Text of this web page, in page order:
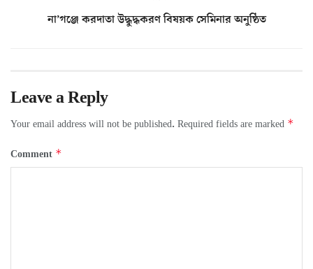
না’গঞ্জে করদাতা উদ্ধুদ্ধকরণ বিষয়ক সেমিনার অনুষ্ঠিত
Leave a Reply
Your email address will not be published. Required fields are marked *
Comment *